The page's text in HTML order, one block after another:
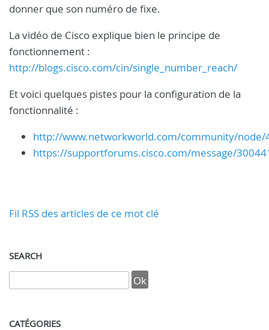
donner que son numéro de fixe.
La vidéo de Cisco explique bien le principe de
fonctionnement :
http://blogs.cisco.com/cin/single_number_reach/
Et voici quelques pistes pour la configuration de la
fonctionnalité :
http://www.networkworld.com/community/node/
https://supportforums.cisco.com/message/
Fil RSS des articles de ce mot clé
SEARCH
CATÉGORIES